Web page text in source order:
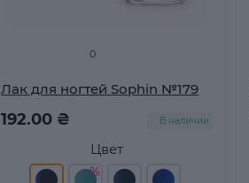
0
Лак для ногтей Sophin №179
Цвет
192.00 ₴ В наличии